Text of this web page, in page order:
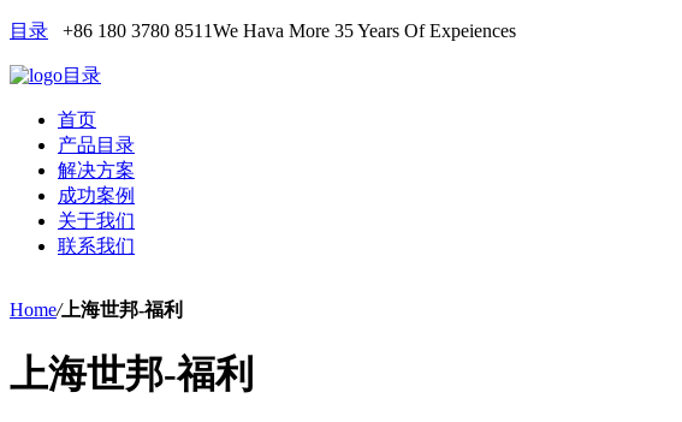
目录 +86 180 3780 8511We Hava More 35 Years Of Expeiences
目录
首页
产品目录
解决方案
成功案例
关于我们
联系我们
Home/上海世邦-福利
上海世邦-福利